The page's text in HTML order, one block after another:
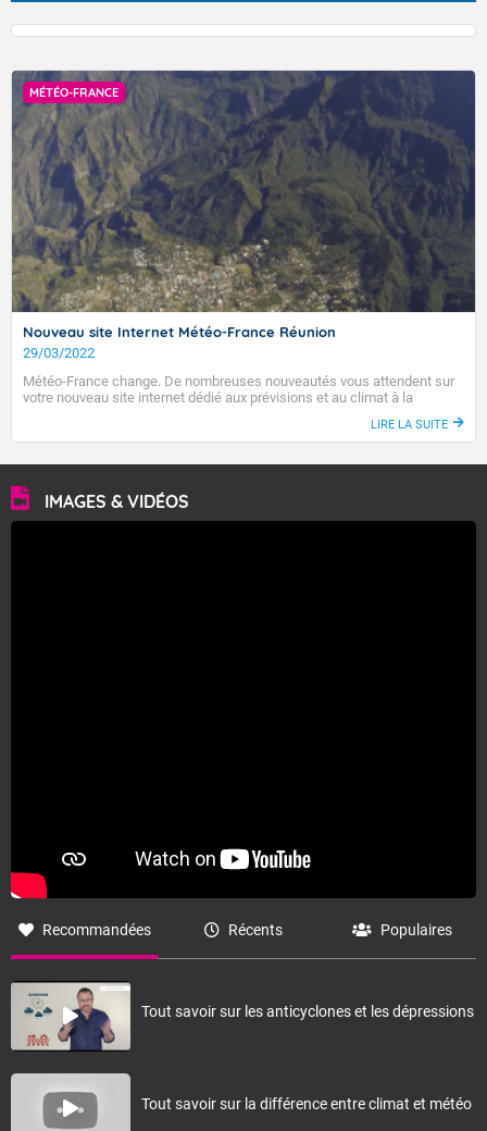
VIGILANCE ROUGE
Accéder au site de Météo-France
MÉTÉO-FRANCE
Nouveau site Internet Météo-France Réunion
29/03/2022
Météo-France change. De nombreuses nouveautés vous attendent sur
votre nouveau site internet dédié aux prévisions et au climat à la
LIRE LA SUITE
IMAGES & VIDÉOS
Recommandées Récents Populaires
Tout savoir sur les anticyclones et les dépressions
Tout savoir sur la différence entre climat et météo